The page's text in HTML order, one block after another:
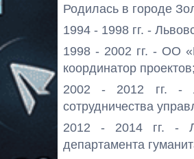
Родилась в городе
1994 - 1998 гг. -
1998 - 2002 гг. - ОО
координатор проектов;
2002 - 2012 гг. -
сотрудничества
2012 - 2014 гг. -
департамента